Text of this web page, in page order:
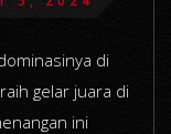
di
gelar juara di
ini